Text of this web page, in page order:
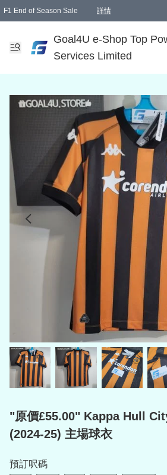
F1 End of Season Sale 詳情
Goal4U e-Shop Top
Services Limited
"原價£55.00" Kappa Hull
(2024-25) 主場球衣
預訂呎碼